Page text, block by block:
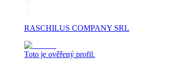
RASCHILUS COMPANY SRL
Toto je ověřený profil.